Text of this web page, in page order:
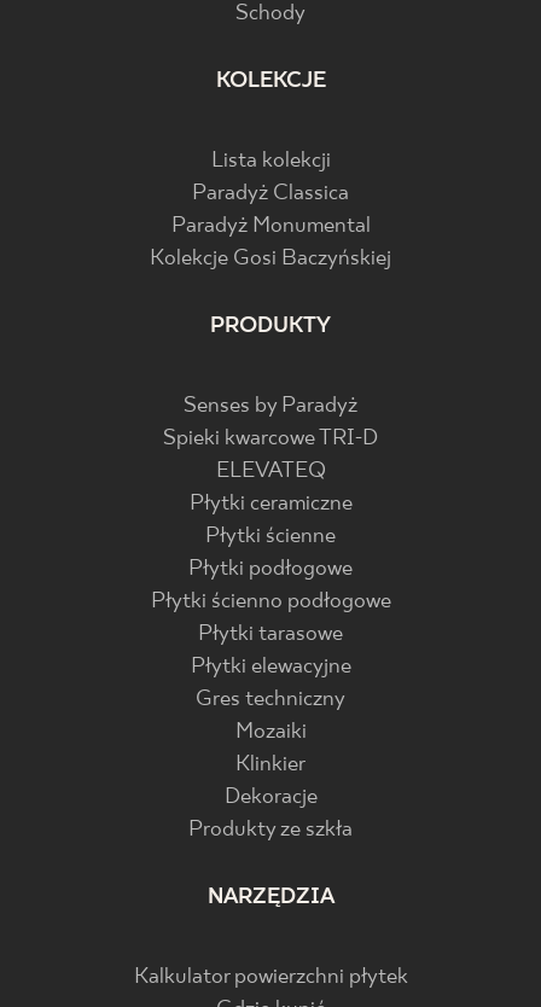
Schody
KOLEKCJE
Lista kolekcji
Paradyż Classica
Paradyż Monumental
Kolekcje Gosi Baczyńskiej
PRODUKTY
Senses by Paradyż
Spieki kwarcowe TRI-D
ELEVATEQ
Płytki ceramiczne
Płytki ścienne
Płytki podłogowe
Płytki ścienno podłogowe
Płytki tarasowe
Płytki elewacyjne
Gres techniczny
Mozaiki
Klinkier
Dekoracje
Produkty ze szkła
NARZĘDZIA
Kalkulator powierzchni płytek